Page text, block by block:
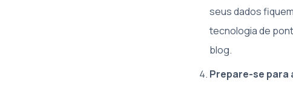
seus dados
tecnologia de
blog.
Prepare-se para